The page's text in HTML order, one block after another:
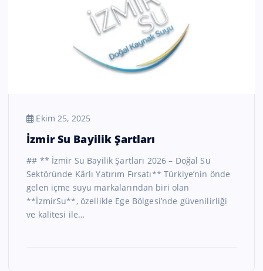
Ekim 25, 2025
İzmir Su Bayilik Şartları
## ** İzmir Su Bayilik Şartları 2026 – Doğal Su
Sektöründe Kârlı Yatırım Fırsatı** Türkiye’nin önde
gelen içme suyu markalarından biri olan
**İzmirSu**, özellikle Ege Bölgesi’nde güvenilirliği
ve kalitesi ile…